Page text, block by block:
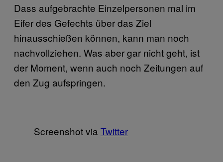
Dass aufgebrachte Einzelpersonen mal im
Eifer des Gefechts über das Ziel
hinausschießen können, kann man noch
nachvollziehen. Was aber gar nicht geht, ist
der Moment, wenn auch noch Zeitungen auf
den Zug aufspringen.
Screenshot via Twitter